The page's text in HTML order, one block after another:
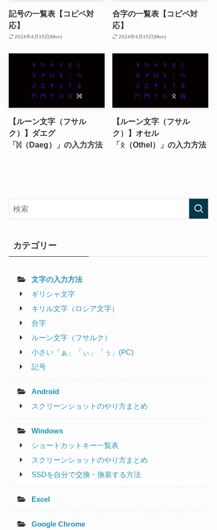
記号の一覧表【コピペ対
応】
2024年4月15日(Mon)
合字の一覧表【コピペ対
応】
2024年4月15日(Mon)
【ルーン文字（フサル
ク）】ダエグ
「ᛞ（Daeg）」の入力方法
【ルーン文字（フサル
ク）】オセル
「ᛟ（Othel）」の入力方法
カテゴリー
文字の入力方法
ギリシャ文字
キリル文字（ロシア文字）
合字
ルーン文字（フサルク）
小さい「ぁ」「ぃ」「ぅ」(PC)
記号
Android
スクリーンショットのやり方まとめ
Windows
ショートカットキー一覧表
スクリーンショットのやり方まとめ
SSDを自分で交換・換装する方法
Excel
Google Chrome